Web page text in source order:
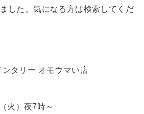
した。気になる方は検索してくだ
ンタリー オモウマい店
火）夜7時～